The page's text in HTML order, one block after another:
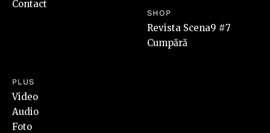
Contact
SHOP
Revista Scena9 #7
Cumpără
PLUS
Video
Audio
Foto